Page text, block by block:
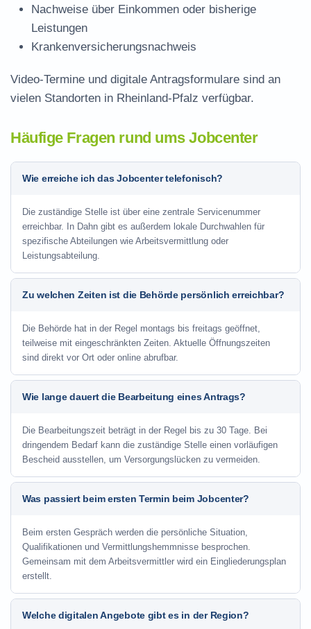
Nachweise über Einkommen oder bisherige
Leistungen
Krankenversicherungsnachweis
Video-Termine und digitale Antragsformulare sind an
vielen Standorten in Rheinland-Pfalz verfügbar.
Häufige Fragen rund ums Jobcenter
Wie erreiche ich das Jobcenter telefonisch?
Die zuständige Stelle ist über eine zentrale Servicenummer
erreichbar. In Dahn gibt es außerdem lokale Durchwahlen für
spezifische Abteilungen wie Arbeitsvermittlung oder
Leistungsabteilung.
Zu welchen Zeiten ist die Behörde persönlich erreichbar?
Die Behörde hat in der Regel montags bis freitags geöffnet,
teilweise mit eingeschränkten Zeiten. Aktuelle Öffnungszeiten
sind direkt vor Ort oder online abrufbar.
Wie lange dauert die Bearbeitung eines Antrags?
Die Bearbeitungszeit beträgt in der Regel bis zu 30 Tage. Bei
dringendem Bedarf kann die zuständige Stelle einen vorläufigen
Bescheid ausstellen, um Versorgungslücken zu vermeiden.
Was passiert beim ersten Termin beim Jobcenter?
Beim ersten Gespräch werden die persönliche Situation,
Qualifikationen und Vermittlungshemmnisse besprochen.
Gemeinsam mit dem Arbeitsvermittler wird ein Eingliederungsplan
erstellt.
Welche digitalen Angebote gibt es in der Region?